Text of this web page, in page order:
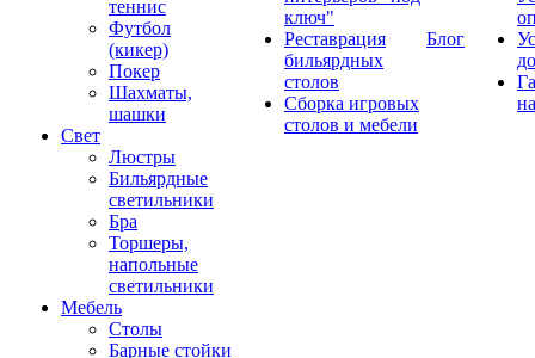
теннис
Футбол
(кикер)
Покер
Шахматы,
шашки
Свет
Люстры
Бильярдные
светильники
Бра
Торшеры,
напольные
светильники
Мебель
Столы
Барные стойки
ключ"
Реставрация
бильярдных
столов
Сборка игровых
столов и мебели
Блог